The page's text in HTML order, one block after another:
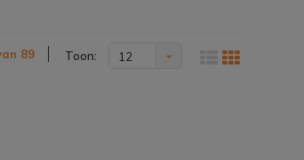
89 Toon: 12